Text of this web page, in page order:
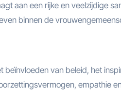
aan een rijke en veelzijdige
binnen de
beïnvloeden van beleid, het
empathie